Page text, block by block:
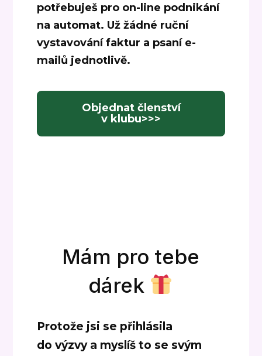
potřebuješ pro on-line podnikání
na automat. Už žádné ruční
vystavování faktur a psaní e-
mailů jednotlivě.
Objednat členství
v klubu>>>
Mám pro tebe
dárek
Protože jsi se přihlásila
do výzvy a myslíš to se svým